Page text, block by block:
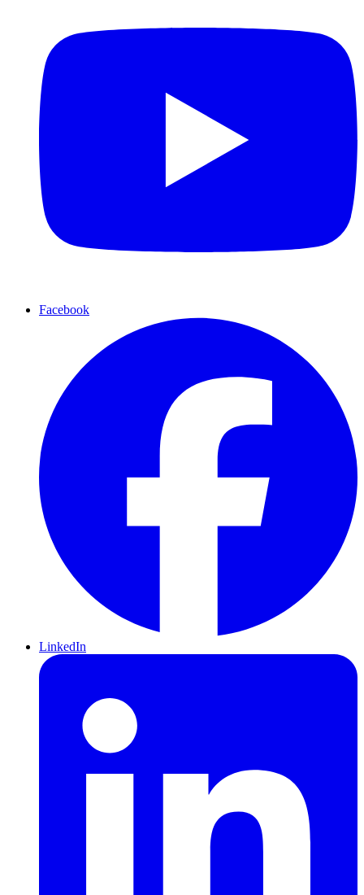
Facebook
LinkedIn